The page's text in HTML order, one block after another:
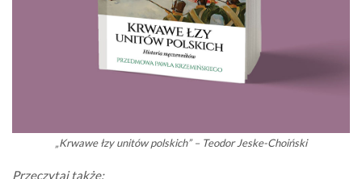
„Krwawe łzy unitów polskich” – Teodor Jeske-Choiński
Przeczytaj także: